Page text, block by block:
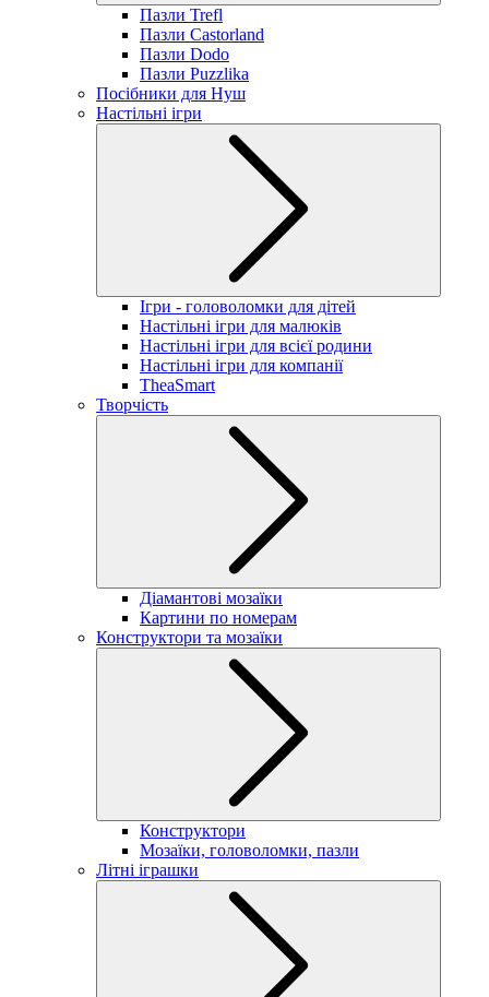
Пазли Trefl
Пазли Castorland
Пазли Dodo
Пазли Puzzlika
Посібники для Нуш
Настільні ігри
Ігри - головоломки для дітей
Настільні ігри для малюків
Настільні ігри для всієї родини
Настільні ігри для компанії
TheaSmart
Творчість
Діамантові мозаїки
Картини по номерам
Конструктори та мозаїки
Конструктори
Мозаїки, головоломки, пазли
Літні іграшки